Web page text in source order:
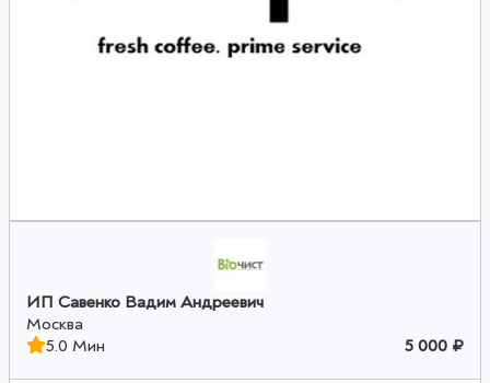
ИП Савенко Вадим Андреевич
Москва
5.0 Мин
5 000 ₽